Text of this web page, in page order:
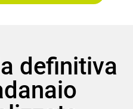
definitiva